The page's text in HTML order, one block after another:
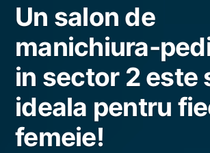
Un salon de
manichiura-
in sector 2 este
ideala pentru
femeie!